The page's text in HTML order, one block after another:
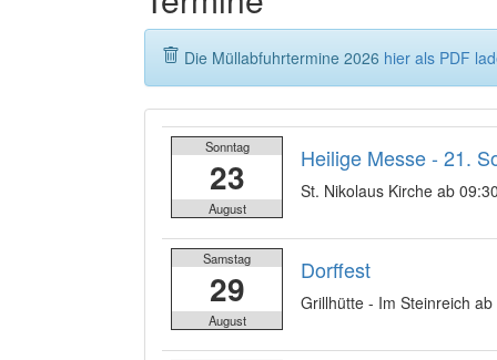
Die Müllabfuhrtermine 2026 hier als PDF
Sonntag
23
August
Heilige Messe - 21.
St. Nikolaus Kirche ab
Samstag
29
August
Dorffest
Grillhütte - Im Steinreich